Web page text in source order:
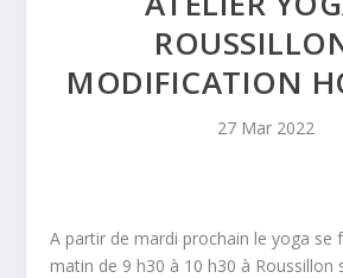
MODIFICATION
27 Mar 2022
A partir de mardi prochain le yoga se
matin de 9 h30 à 10 h30 à Roussillon